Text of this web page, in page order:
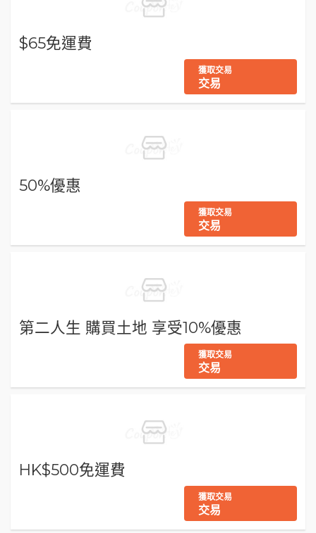
$65免運費
獲取交易
交易
50%優惠
獲取交易
交易
第二人生 購買土地 享受10%優惠
獲取交易
交易
HK$500免運費
獲取交易
交易